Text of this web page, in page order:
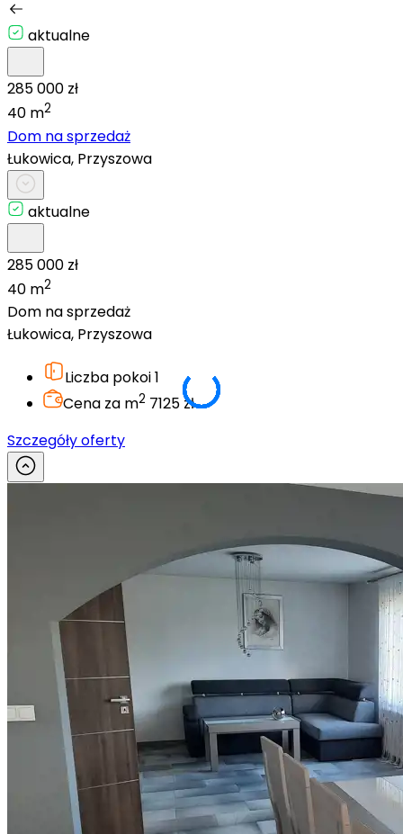
aktualne
285 000 zł
40 m2
Dom na sprzedaż
Łukowica, Przyszowa
aktualne
285 000 zł
40 m2
Dom na sprzedaż
Łukowica, Przyszowa
Liczba pokoi1
Cena za m2 7125 zł
Szczegóły oferty